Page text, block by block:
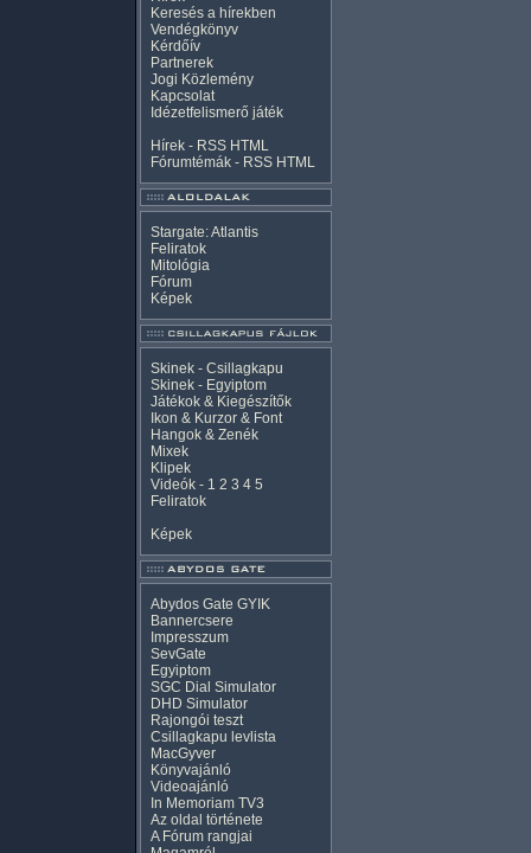
Keresés a hírekben
Vendégkönyv
Kérdőív
Partnerek
Jogi Közlemény
Kapcsolat
Idézetfelismerő játék
Hírek - RSS HTML
Fórumtémák - RSS HTML
Stargate: Atlantis
Feliratok
Mitológia
Fórum
Képek
Skinek - Csillagkapu
Skinek - Egyiptom
Játékok & Kiegészítők
Ikon & Kurzor & Font
Hangok & Zenék
Mixek
Klipek
Videók - 1 2 3 4 5
Feliratok
Képek
Abydos Gate GYIK
Bannercsere
Impresszum
SevGate
Egyiptom
SGC Dial Simulator
DHD Simulator
Rajongói teszt
Csillagkapu levlista
MacGyver
Könyvajánló
Videoajánló
In Memoriam TV3
Az oldal története
A Fórum rangjai